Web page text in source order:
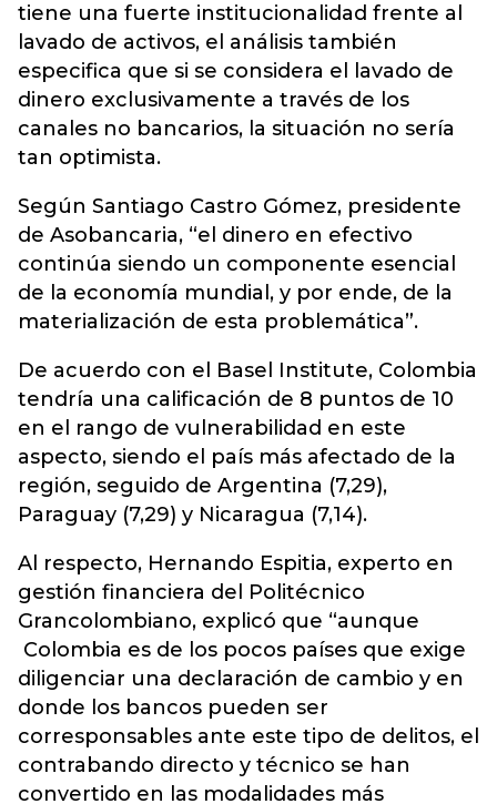
tiene una fuerte institucionalidad frente al
lavado de activos, el análisis también
especifica que si se considera el lavado de
dinero exclusivamente a través de los
canales no bancarios, la situación no sería
tan optimista.
Según Santiago Castro Gómez, presidente
de Asobancaria, “el dinero en efectivo
continúa siendo un componente esencial
de la economía mundial, y por ende, de la
materialización de esta problemática”.
De acuerdo con el Basel Institute, Colombia
tendría una calificación de 8 puntos de 10
en el rango de vulnerabilidad en este
aspecto, siendo el país más afectado de la
región, seguido de Argentina (7,29),
Paraguay (7,29) y Nicaragua (7,14).
Al respecto, Hernando Espitia, experto en
gestión financiera del Politécnico
Grancolombiano, explicó que “aunque
Colombia es de los pocos países que exige
diligenciar una declaración de cambio y en
donde los bancos pueden ser
corresponsables ante este tipo de delitos, el
contrabando directo y técnico se han
convertido en las modalidades más